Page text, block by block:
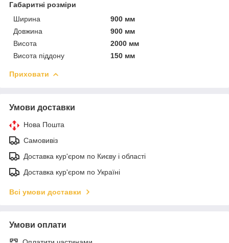
Габаритні розміри
Ширина
900 мм
Довжина
900 мм
Висота
2000 мм
Висота піддону
150 мм
Приховати
Умови доставки
Нова Пошта
Самовивіз
Доставка кур'єром по Києву і області
Доставка кур'єром по Україні
Всі умови доставки
Умови оплати